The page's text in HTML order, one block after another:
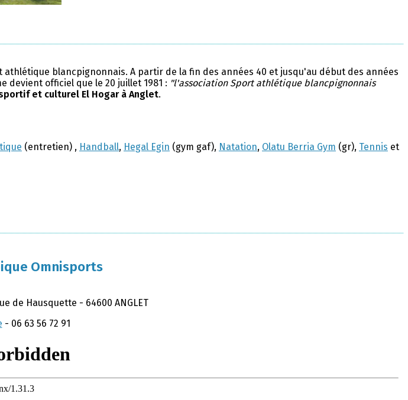
blancpignonnais. A partir de la fin des années 40 et jusqu'au début des années
devient officiel que le 20 juillet 1981 : "l'association Sport athlétique blancpignonnais
et culturel El Hogar à Anglet.
(entretien) , Handball, Hegal Egin (gym gaf), Natation, Olatu Berria Gym (gr), Tennis et
Omnisports
de Hausquette - 64600 ANGLET
- 06 63 56 72 91